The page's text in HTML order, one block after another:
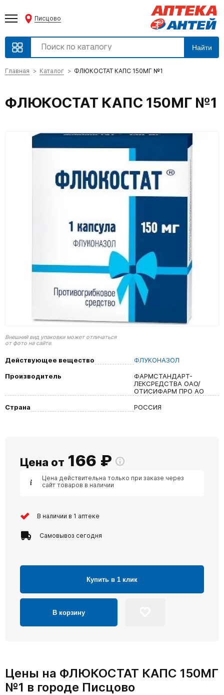
Писцово
Найти
Главная Каталог ФЛЮКОСТАТ КАПС 150МГ №1
ФЛЮКОСТАТ КАПС 150МГ №1
Внешний вид упаковки может отличаться
от фото на сайте.
Действующее вещество
ФЛУКОНАЗОЛ
Производитель
ФАРМСТАНДАРТ-
ЛЕКСРЕДСТВА ОАО/
ОТИСИФАРМ ПРО АО
Страна
РОССИЯ
Цена от 166 ₽
Цена действительна только при заказе через
сайт товаров в наличии
В наличии в 1 аптеке
Самовывоз сегодня
Купить в 1 клик
В корзину
Цены на ФЛЮКОСТАТ КАПС 150МГ
№1 в городе Писцово